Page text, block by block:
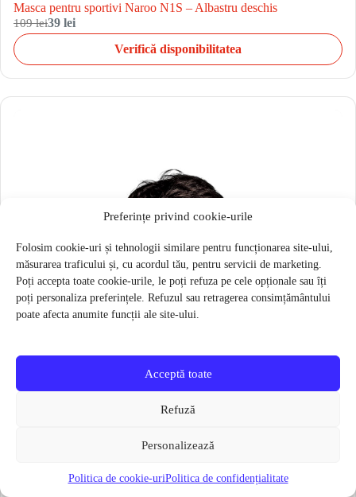
Preferințe privind cookie-urile
Folosim cookie-uri și tehnologii similare pentru funcționarea site-ului,
măsurarea traficului și, cu acordul tău, pentru servicii de marketing.
Poți accepta toate cookie-urile, le poți refuza pe cele opționale sau îți
poți personaliza preferințele. Refuzul sau retragerea consimțământului
poate afecta anumite funcții ale site-ului.
Acceptă toate
Refuză
Personalizează
Politica de cookie-uriPolitica de confidențialitate
Masca pentru sportivi Naroo N1S – Albastru deschis
109 lei39 lei
Verifică disponibilitatea